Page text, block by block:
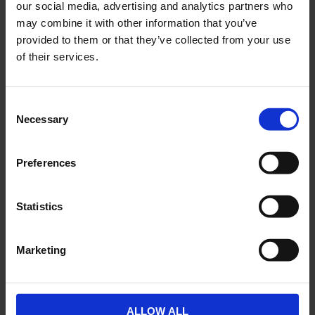
our social media, advertising and analytics partners who
may combine it with other information that you’ve
provided to them or that they’ve collected from your use
of their services.
Necessary
Preferences
Statistics
Marketing
ALLOW ALL
170500
59
149KR
1500400500
29
79KR